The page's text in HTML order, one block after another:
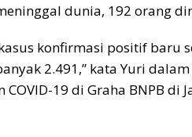
dunia, 192 orang
konfirmasi positif baru
2.491,” kata Yuri
19 di Graha BNPB di